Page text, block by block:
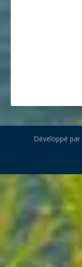
Développé par